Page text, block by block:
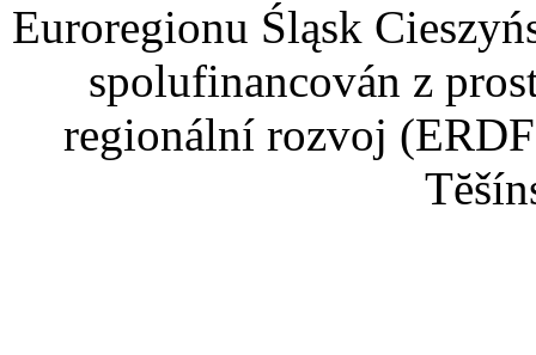
Euroregionu Śląsk
spolufinancován z
regionální rozvoj